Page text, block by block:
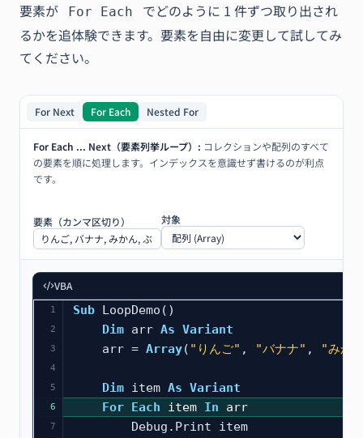
要素が
For Each
でどのように 1 件ずつ取り出され
るかを追体験できます。要素を自由に変更して試してみ
てください。
For Next For Each Nested For
For Each ... Next（要素列挙ループ） : コレクションや配列のすべて
の要素を順に処理します。インデックスを意識せず書けるのが利点
です。
要素（カンマ区切り） 対象
VBA
1 Sub LoopDemo()
2 Dim arr As Variant
3
    arr =
Array( "りんご" , "バナナ" , "みか
4
5
Dim item As Variant
6 For Each item In arr
7
        Debug.Print item